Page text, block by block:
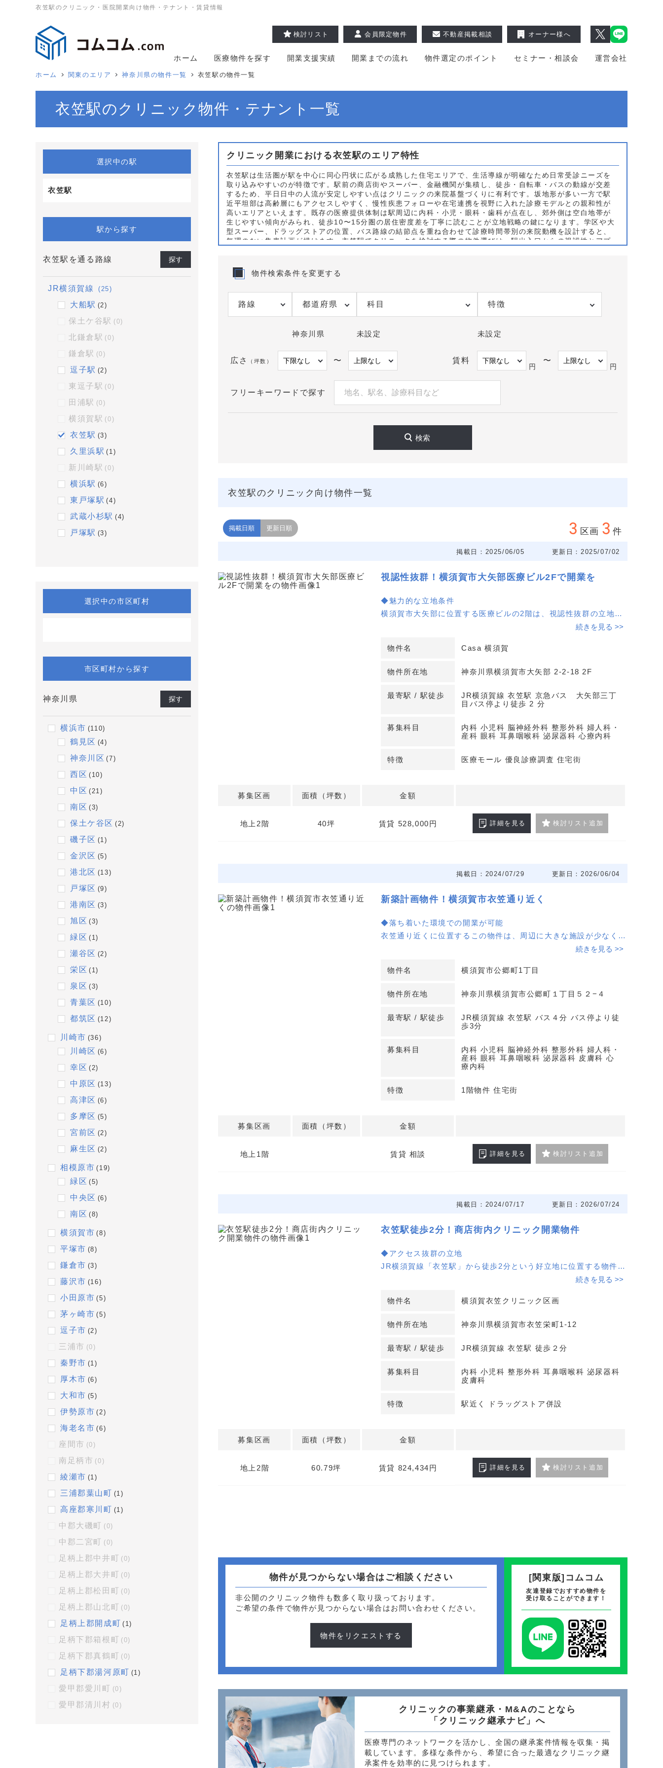
衣笠駅のクリニック・医院開業向け物件・テナント・賃貸情報
ホーム 医療物件を探す 開業支援実績 開業までの流れ 物件選定のポイント セミナー・相談会 運営会社
検討リスト 会員限定物件 不動産掲載相談 オーナー様へ
ホーム 関東のエリア 神奈川県の物件一覧 衣笠駅の物件一覧
衣笠駅のクリニック物件・テナント一覧
選択中の駅
衣笠駅
駅から探す
衣笠駅を通る路線 探す
JR横須賀線 (25)
大船駅 (2)
保土ケ谷駅 (0)
北鎌倉駅 (0)
鎌倉駅 (0)
逗子駅 (2)
東逗子駅 (0)
田浦駅 (0)
横須賀駅 (0)
衣笠駅 (3)
久里浜駅 (1)
新川崎駅 (0)
横浜駅 (6)
東戸塚駅 (4)
武蔵小杉駅 (4)
戸塚駅 (3)
選択中の市区町村
市区町村から探す
神奈川県 探す
横浜市 (110)
鶴見区 (4)
神奈川区 (7)
西区 (10)
中区 (21)
南区 (3)
保土ケ谷区 (2)
磯子区 (1)
金沢区 (5)
港北区 (13)
戸塚区 (9)
港南区 (3)
旭区 (3)
緑区 (1)
瀬谷区 (2)
栄区 (1)
泉区 (3)
青葉区 (10)
都筑区 (12)
川崎市 (36)
川崎区 (6)
幸区 (2)
中原区 (13)
高津区 (6)
多摩区 (5)
宮前区 (2)
麻生区 (2)
相模原市 (19)
緑区 (5)
中央区 (6)
南区 (8)
横須賀市 (8)
平塚市 (8)
鎌倉市 (3)
藤沢市 (16)
小田原市 (5)
茅ヶ崎市 (5)
逗子市 (2)
三浦市 (0)
秦野市 (1)
厚木市 (6)
大和市 (5)
伊勢原市 (2)
海老名市 (6)
座間市 (0)
南足柄市 (0)
綾瀬市 (1)
三浦郡葉山町 (1)
高座郡寒川町 (1)
中郡大磯町 (0)
中郡二宮町 (0)
足柄上郡中井町 (0)
足柄上郡大井町 (0)
足柄上郡松田町 (0)
足柄上郡山北町 (0)
足柄上郡開成町 (1)
足柄下郡箱根町 (0)
足柄下郡真鶴町 (0)
足柄下郡湯河原町 (1)
愛甲郡愛川町 (0)
愛甲郡清川村 (0)
クリニック開業における衣笠駅のエリア特性
衣笠駅は生活圏が駅を中心に同心円状に広がる成熟した住宅エリアで、生活導線が明確なため日常受診ニーズを
取り込みやすいのが特徴です。駅前の商店街やスーパー、金融機関が集積し、徒歩・自転車・バスの動線が交差
するため、平日日中の人流が安定しやすい点はクリニックの来院基盤づくりに有利です。坂地形が多い一方で駅
近平坦部は高齢層にもアクセスしやすく、慢性疾患フォローや在宅連携を視野に入れた診療モデルとの親和性が
高いエリアといえます。既存の医療提供体制は駅周辺に内科・小児・眼科・歯科が点在し、郊外側は空白地帯が
生じやすい傾向がみられ、徒歩10〜15分圏の居住密度差を丁寧に読むことが立地戦略の鍵になります。学区や大
型スーパー、ドラッグストアの位置、バス路線の結節点を重ね合わせて診療時間帯別の来院動機を設計すると、
無理のない集患計画が描けます。衣笠駅でクリニックを検討する際の物件選びは、駅出入口からの視認性とアプ
療との重複を避ける場合は、住宅集積ポケットに近い生活導線沿いのサブ中心立地や、バス停至近の路面区画を
優先し、平日午後と土曜午前の需要を取りこぼさない時間設計を前提に選定すると効果的です。衣笠駅 クリニッ
物件検索条件を変更する
都道府県
神奈川県
科目
未設定
特徴
未設定
広さ （坪数） 〜 賃料
円
〜
円
フリーキーワードで探す
検索
衣笠駅のクリニック向け物件一覧
3 区画 3 件
掲載日順 更新日順
掲載日：2025/06/05 更新日：2025/07/02
視認性抜群！横須賀市大矢部医療ビル2Fで開業を
◆魅力的な立地条件
横須賀市大矢部に位置する医療ビルの2階は、視認性抜群の立地で
JR横須賀線衣笠駅からアクセス可能で、京急バスの大矢部三丁目
バス停から徒歩2分という利便性の高さが魅力です。
また、エレベーター完備で、階段を使用せずに2階へアクセス可能
無料駐車場を19台分完備しており、患者様がお車で来院される際
詳細はお問い合わせください！！
続きを見る >>
物件名 Casa 横須賀
物件所在地 神奈川県横須賀市大矢部 2-2-18 2F
最寄駅 / 駅徒歩
JR横須賀線 衣笠駅 京急バス 大矢部三丁
目バス停より徒歩 2 分
募集科目
内科 小児科 脳神経外科 整形外科 婦人科・
産科 眼科 耳鼻咽喉科 泌尿器科 心療内科
特徴 医療モール 優良診療調査 住宅街
募集区画 面積（坪数） 金額
地上2階 40坪 賃貸 528,000円 詳細を見る 検討リスト追加
掲載日：2024/07/29 更新日：2026/06/04
新築計画物件！横須賀市衣笠通り近く
◆落ち着いた環境での開業が可能
衣笠通り近くに位置するこの物件は、周辺に大きな施設が少なく、
静かで落ち着いた雰囲気の中でクリニックを開業できます。患者様
半径500m圏内には既存のクリニックが3件、1km圏内でも14件と
少なく、内科、整形外科、皮膚科の患者様が来院しやすいエリアで
す。競争が少ないため、集患力が期待できます。
◆アクセスの良さ
JR横須賀線衣笠駅からバスで4分、バス停から徒歩3分というアク
です。詳細はお問い合わせください。
続きを見る >>
物件名 横須賀市公郷町1丁目
物件所在地 神奈川県横須賀市公郷町１丁目５２−４
最寄駅 / 駅徒歩
JR横須賀線 衣笠駅 バス４分 バス停より徒
歩3分
募集科目
内科 小児科 脳神経外科 整形外科 婦人科・
産科 眼科 耳鼻咽喉科 泌尿器科 皮膚科 心
療内科
特徴 1階物件 住宅街
募集区画 面積（坪数） 金額
地上1階 賃貸 相談 詳細を見る 検討リスト追加
掲載日：2024/07/17 更新日：2026/07/24
衣笠駅徒歩2分！商店街内クリニック開業物件
◆アクセス抜群の立地
JR横須賀線「衣笠駅」から徒歩2分という好立地に位置する物件で
す。周辺は買い物客で賑わう衣笠仲通り商店街内にあり、クリニッ
商店街内にはドラッグストアや100円ショップなど、集患力の高い
施設が多数あります。また、商店街加盟店専用の駐車場もあり、車
◆診療圏調査での高い潜在患者数
患者数が見込まれます。集患力の高い立地で、安定した患者数が期
続きを見る >>
物件名 横須賀衣笠クリニック区画
物件所在地 神奈川県横須賀市衣笠栄町1-12
最寄駅 / 駅徒歩 JR横須賀線 衣笠駅 徒歩２分
募集科目
内科 小児科 整形外科 耳鼻咽喉科 泌尿器科
皮膚科
特徴 駅近く ドラッグストア併設
募集区画 面積（坪数） 金額
地上2階 60.79坪 賃貸 824,434円 詳細を見る 検討リスト追加
物件が見つからない場合はご相談ください
非公開のクリニック物件も数多く取り扱っております。
ご希望の条件で物件が見つからない場合はお問い合わせください。
物件をリクエストする
[関東版]コムコム
友達登録でおすすめ物件を
受け取ることができます！
クリニックの事業継承・M&Aのことなら
「クリニック継承ナビ」へ
医療専門のネットワークを活かし、全国の継承案件情報を収集・掲
載しています。多様な条件から、希望に合った最適なクリニック継
承案件を効率的に見つけられます。